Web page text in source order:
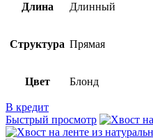
Длина Длинный
Структура Прямая
Цвет Блонд
В кредит
Быстрый просмотр